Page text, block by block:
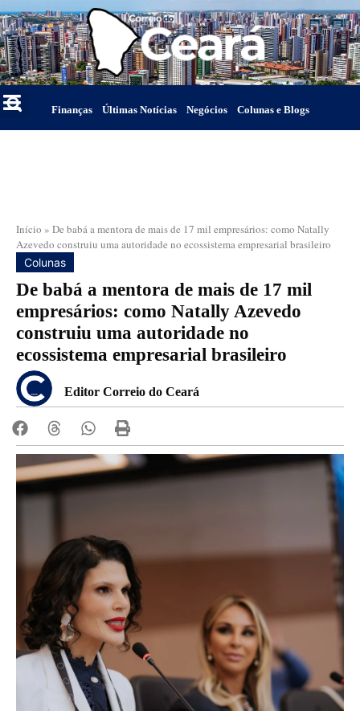
Finanças Últimas Notícias Negócios Colunas e Blogs
Início » De babá a mentora de mais de 17 mil empresários: como Natally
Azevedo construiu uma autoridade no ecossistema empresarial brasileiro
Colunas
De babá a mentora de mais de 17 mil
empresários: como Natally Azevedo
construiu uma autoridade no
ecossistema empresarial brasileiro
Editor Correio do Ceará